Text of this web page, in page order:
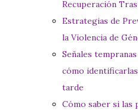
Recuperación
Estrategias de
la Violencia de
Señales
cómo
tarde
Cómo saber si las